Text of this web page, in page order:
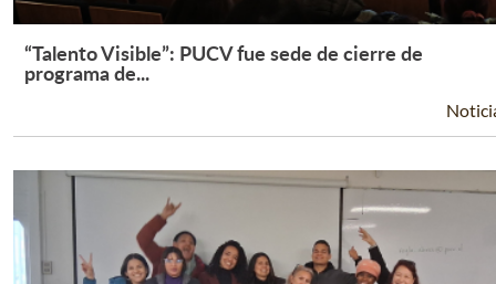
Leer Más +
“Talento Visible”: PUCV fue sede de cierre de
programa de...